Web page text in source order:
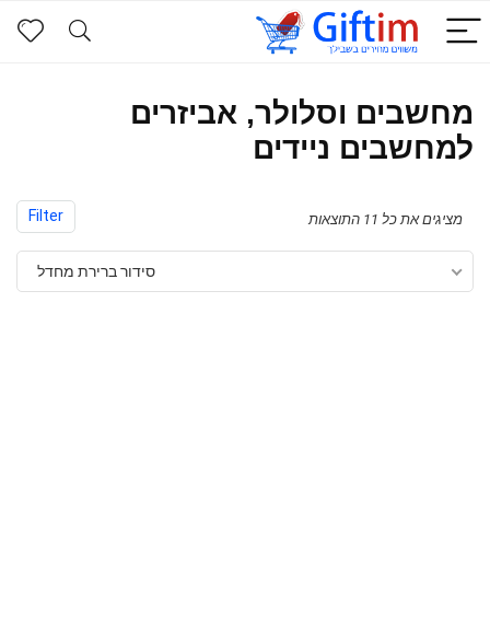
מחשבים וסלולר, אביזרים
למחשבים ניידים
Filter מציגים את כל ⁦11⁩ התוצאות
סידור ברירת מחדל